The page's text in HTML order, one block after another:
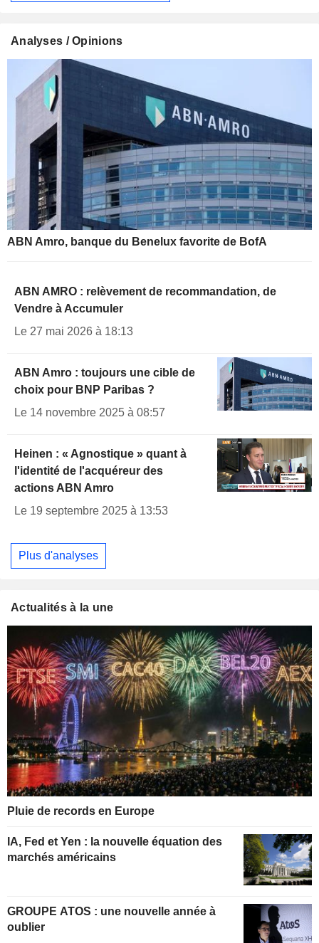
Analyses / Opinions
ABN Amro, banque du Benelux favorite de BofA
ABN AMRO : relèvement de recommandation, de
Vendre à Accumuler
Le 27 mai 2026 à 18:13
ABN Amro : toujours une cible de
choix pour BNP Paribas ?
Le 14 novembre 2025 à 08:57
Heinen : « Agnostique » quant à
l'identité de l'acquéreur des
actions ABN Amro
Le 19 septembre 2025 à 13:53
Plus d'analyses
Actualités à la une
Pluie de records en Europe
IA, Fed et Yen : la nouvelle équation des
marchés américains
GROUPE ATOS : une nouvelle année à
oublier